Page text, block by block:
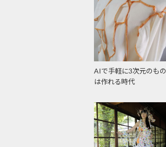
AIで手軽に3次元のもの
は作れる時代